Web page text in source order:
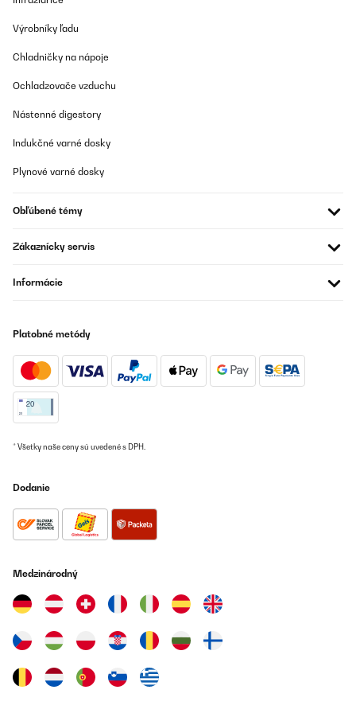
TOP
Pascal
Preložiť
metri quadri per prezzo e qualità ottimo
Auf der Suche nach einer Zusatzheizung in der
Übergangsperiode für unsere Praxis sind wir auf diese Infrarot-
Konvektor-Kombination gestoßen. Wichtig ist zu wissen, das
Gerät ist in drei Leistungsstufen/Größen erhältlich und aufgrund
des Konvektoranteils (Strömungsrichtung) nur Vertikal zu
ausgeschlossen.Frontabstand von Inventar sollte 40 cm
(unbeheizt) als Whiteboard nutzbar wäre, vor allem aber die
gleichzeitige LED Illumination (Farben und Stärke in Stufen
wählbar), ergeben eine zweite höchst dekorative Funktion der
am Heizkörper, als auch mit der beiliegenden Handfernbedienung
im Raum sicher gesteuert werden.Zudem weist sie ein WLAN
Modul auf, womit jeder damit ausgestattete Raum mit der
kostenlosen Klarstein App vom Licht bis zur Thermostatregelung
Außentemperatur oder anderen Faktoren automatisiert
werden.Die damit gegebene Fernsteuerbarkeit der Heizung
bemerken würde, dass jemand etwas zum Trocknen über die
Heizung gelegt hätte.Die Oberflächentemperatur der Glasfront
Výrobníky ľadu
Chladničky na nápoje
Ochladzovače vzduchu
Nástenné digestory
Indukčné varné dosky
Plynové varné dosky
Obľúbené témy
Zákaznícky servis
Informácie
Platobné metódy
* Všetky naše ceny sú uvedené s DPH.
Dodanie
Medzinárodný